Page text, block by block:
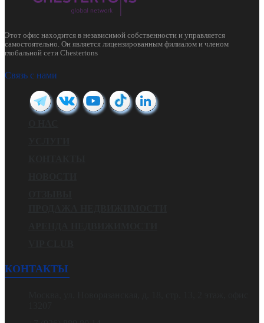
Этот офис находится в независимой собственности и управляется
самостоятельно. Он является лицензированным филиалом и членом
глобальной сети Chestertons
Связь с нами
КОНТАКТЫ